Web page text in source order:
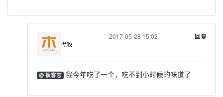
弋牧
2017-05-28 15:02 回复
@ 钛客志 我今年吃了一个，吃不到小时候的味道了